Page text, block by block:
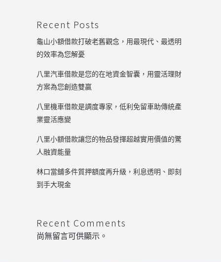
Recent Posts
龜山小額借款打破老舊觀念，用最現代、最透明
的效率為您解憂
八里汽車借款是您的在地資金智囊，用靈活理財
方案為您創造雙贏
八里機車借款是調度專家，低利免留車助傳統產
業靈活應變
八里小額借款讓您的物品發揮超越實用價值的驚
人融資能量
林口當舖多件質押額度再升級，利息透明、即刻
到手大現金
Recent Comments
尚無留言可供顯示。